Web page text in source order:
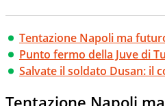
Tentazione Napoli ma
Punto fermo della Juve di
Salvate il soldato Dusan: il